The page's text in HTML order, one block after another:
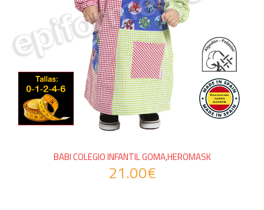
BABI COLEGIO INFANTIL GOMA,HEROMASK
21.00€